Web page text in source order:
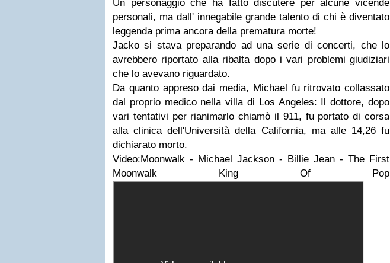
Un personaggio che ha fatto discutere per alcune vicende
personali, ma dall' innegabile grande talento di chi è diventato
leggenda prima ancora della prematura morte!
Jacko si stava preparando ad una serie di concerti, che lo
avrebbero riportato alla ribalta dopo i vari problemi giudiziari
che lo avevano riguardato.
Da quanto appreso dai media, Michael fu ritrovato collassato
dal proprio medico nella villa di Los Angeles: Il dottore, dopo
vari tentativi per rianimarlo chiamò il 911, fu portato di corsa
alla clinica dell'Università della California, ma alle 14,26 fu
dichiarato morto.
Video:Moonwalk - Michael Jackson - Billie Jean - The First
Moonwalk King Of Pop